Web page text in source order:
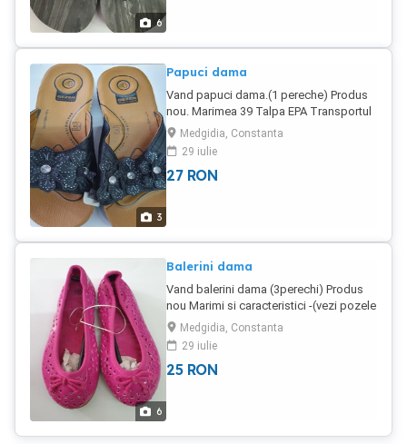
6
3
Papuci dama
Vand papuci dama.(1 pereche) Produs
nou. Marimea 39 Talpa EPA Transportul
la cumparator
Medgidia, Constanta
29 iulie
27 RON
6
Balerini dama
Vand balerini dama (3perechi) Produs
nou Marimi si caracteristici -(vezi pozele
anexata) Transportul la cumparator
Medgidia, Constanta
29 iulie
25 RON